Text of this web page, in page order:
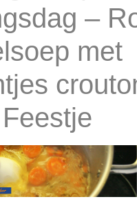
–
met